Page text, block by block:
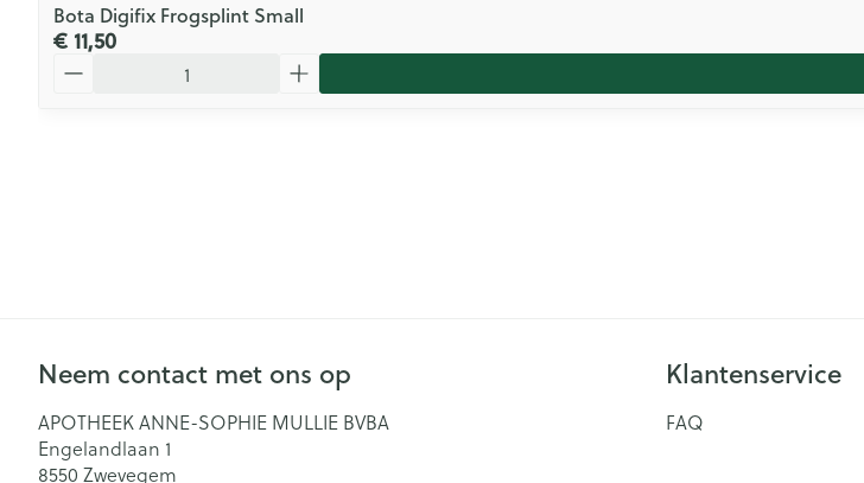
Bota Digifix Frogsplint Small
€ 11,50
Neem contact met ons op
APOTHEEK ANNE-SOPHIE MULLIE BVBA
Engelandlaan 1
8550 Zwevegem
Klantenservice
FAQ